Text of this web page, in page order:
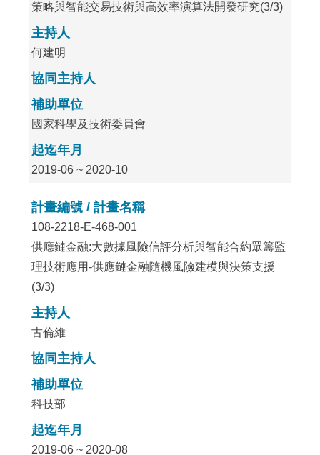
策略與智能交易技術與高效率演算法開發研究(3/3)
主持人
何建明
協同主持人
補助單位
國家科學及技術委員會
起迄年月
2019-06 ~ 2020-10
計畫編號 / 計畫名稱
108-2218-E-468-001
供應鏈金融:大數據風險信評分析與智能合約眾籌監
理技術應用-供應鏈金融隨機風險建模與決策支援
(3/3)
主持人
古倫維
協同主持人
補助單位
科技部
起迄年月
2019-06 ~ 2020-08